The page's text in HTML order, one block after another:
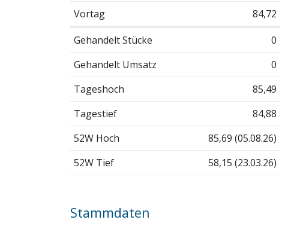
Vortag
84,72
Gehandelt Stücke
0
Gehandelt Umsatz
0
Tageshoch
85,49
Tagestief
84,88
52W Hoch
85,69 (05.08.26)
52W Tief
58,15 (23.03.26)
Stammdaten